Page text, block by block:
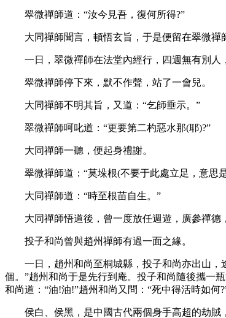
翠微禪師道：“汝今見吾，復何所得?”
大同禪師聞言，頓悟玄旨，于是便留在翠微禪
一日，翠微禪師在法堂內經行，四週無有別人
翠微禪師停下來，默不作聲，站了一會兒。
大同禪師不明其旨，又道：“乞師垂示。”
翠微禪師呵叱道：“更要第二杓惡水那(耶)?”
大同禪師一聽，便起身禮謝。
翠微禪師道：“莫垛根(不要于此處立足，意思
大同禪師道：“時至根苗自生。”
大同禪師悟道後，曾一度放任週遊，廣參禪德
投子和尚曾與趙州禪師有過一面之緣。
一日，趙州和尚至桐城縣，投子和尚亦出山，途
個。”趙州和尚于是先行到庵。投子和尚隨後攜一
和尚道：“油!油!”趙州和尚又問：“死中得活時如何
侯白、侯黑，是中國古代兩個身手高超的劫賊，